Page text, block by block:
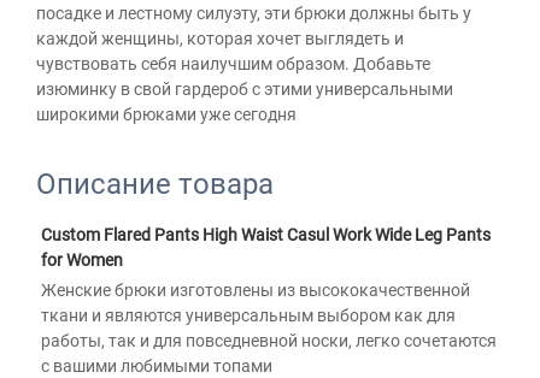
посадке и лестному силуэту, эти брюки должны быть у
каждой женщины, которая хочет выглядеть и
чувствовать себя наилучшим образом. Добавьте
изюминку в свой гардероб с этими универсальными
широкими брюками уже сегодня
Описание товара
Custom Flared Pants High Waist Casul Work Wide Leg Pants
for Women
Женские брюки изготовлены из высококачественной
ткани и являются универсальным выбором как для
работы, так и для повседневной носки, легко сочетаются
с вашими любимыми топами